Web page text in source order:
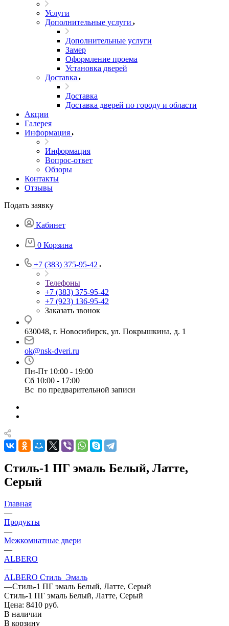
Услуги
Дополнительные услуги
Дополнительные услуги
Замер
Оформление проема
Установка дверей
Доставка
Доставка
Доставка дверей по городу и области
Акции
Галерея
Информация
Информация
Вопрос-ответ
Обзоры
Контакты
Отзывы
Подать заявку
Кабинет
0 Корзина
+7 (383) 375-95-42
Телефоны
+7 (383) 375-95-42
+7 (923) 136-95-42
Заказать звонок
630048, г. Новосибирск, ул. Покрышкина, д. 1
ok@nsk-dveri.ru
Пн-Пт 10:00 - 19:00
Сб 10:00 - 17:00
Вс по предварительной записи
Стиль-1 ПГ эмаль Белый, Латте,
Серый
Главная
—
Продукты
—
Межкомнатные двери
—
ALBERO
—
ALBERO Стиль_Эмаль
—Стиль-1 ПГ эмаль Белый, Латте, Серый
Стиль-1 ПГ эмаль Белый, Латте, Серый
Цена: 8410 руб.
В наличии
В корзину